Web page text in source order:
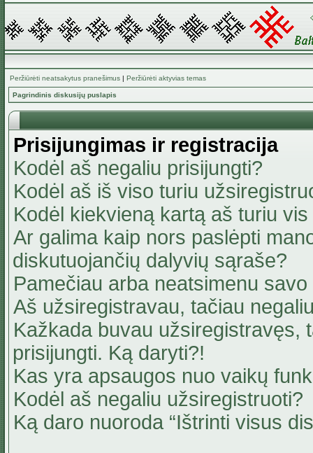
Peržiūrėti neatsakytus pranešimus | Peržiūrėti aktyvias temas
Pagrindinis diskusijų puslapis
Prisijungimas ir registracija
Kodėl aš negaliu prisijungti?
Kodėl aš iš viso turiu
Kodėl kiekvieną kartą aš turiu
Ar galima kaip nors paslėpti
diskutuojančių dalyvių sąraše?
Pamečiau arba neatsimenu
Aš užsiregistravau, tačiau
Kažkada buvau užsiregistravęs,
prisijungti. Ką daryti?!
Kas yra apsaugos nuo vaikų
Kodėl aš negaliu užsiregistruoti?
Ką daro nuoroda “Ištrinti visus